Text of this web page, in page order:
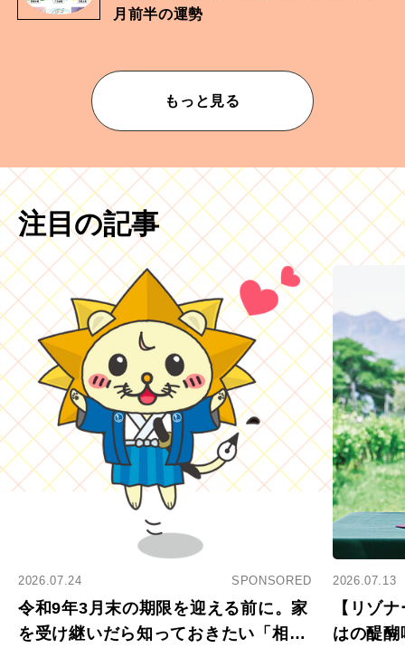
月前半の運勢
もっと見る
注目の記事
2026.07.24 SPONSORED
令和9年3月末の期限を迎える前に。家
を受け継いだら知っておきたい「相続
2026.07.13
【リゾ
はの醍